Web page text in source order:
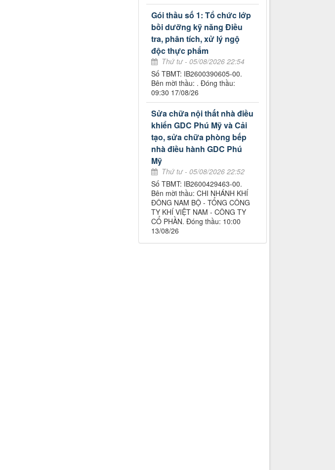
Gói thầu số 1: Tổ chức lớp
bồi dưỡng kỹ năng Điều
tra, phân tích, xử lý ngộ
độc thực phẩm
Thứ tư - 05/08/2026 22:54
Số TBMT: IB2600390605-00.
Bên mời thầu: . Đóng thầu:
09:30 17/08/26
Sửa chữa nội thất nhà điều
khiển GDC Phú Mỹ và Cải
tạo, sửa chữa phòng bếp
nhà điều hành GDC Phú
Mỹ
Thứ tư - 05/08/2026 22:52
Số TBMT: IB2600429463-00.
Bên mời thầu: CHI NHÁNH KHÍ
ĐÔNG NAM BỘ - TỔNG CÔNG
TY KHÍ VIỆT NAM - CÔNG TY
CỔ PHẦN. Đóng thầu: 10:00
13/08/26